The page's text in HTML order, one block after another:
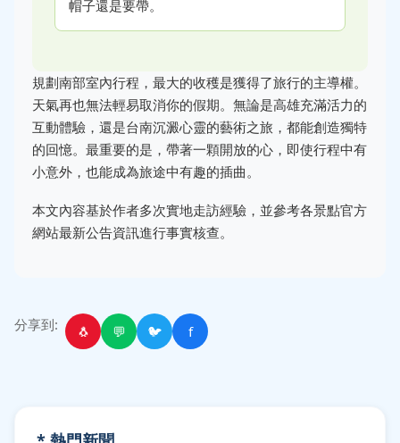
帽子還是要帶。
規劃南部室內行程，最大的收穫是獲得了旅行的主導權。
天氣再也無法輕易取消你的假期。無論是高雄充滿活力的
互動體驗，還是台南沉澱心靈的藝術之旅，都能創造獨特
的回憶。最重要的是，帶著一顆開放的心，即使行程中有
小意外，也能成為旅途中有趣的插曲。
本文內容基於作者多次實地走訪經驗，並參考各景點官方
網站最新公告資訊進行事實核查。
分享到: 🐧 💬 🐦 f